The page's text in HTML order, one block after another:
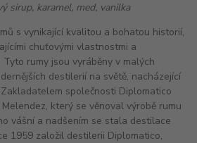
sirup, karamel, med, vanilka
s vynikající kvalitou a bohatou historií,
chuťovými vlastnostmi a
rumy jsou vyráběny v malých
destilerií na světě, nacházející
společnosti Diplomatico
který se věnoval výrobě rumu
vášní a nadšením se stala destilace
1959 založil destilerii Diplomatico,